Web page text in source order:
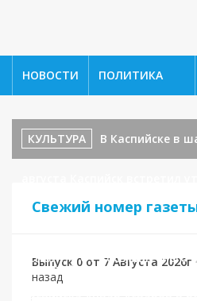
НОВОСТИ ПОЛИТИКА
КУЛЬТУРА В Каспийске в
Каспийска поступило
СПОРТ От
Свежий номер
Выпуск 0 от 7 Августа 2026г •
назад